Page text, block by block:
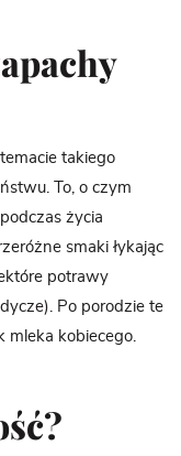
takiego
To, o czym
życia
smaki łykając
potrawy
Po porodzie te
mleka kobiecego.